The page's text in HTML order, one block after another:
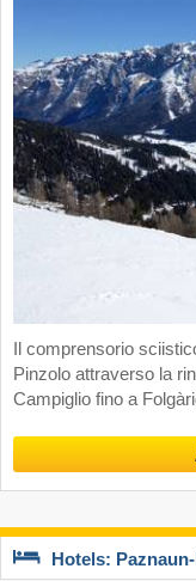
Il comprensorio
Pinzolo attraverso la
Campiglio fino a
Hotels: